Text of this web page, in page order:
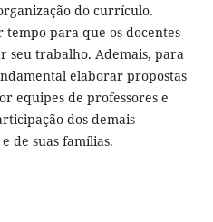
do currículo.
tempo para que os docentes
seu trabalho. Ademais, para
elaborar propostas
equipes de professores e
dos demais
de suas famílias.